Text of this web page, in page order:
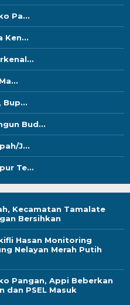
Pa...
Ken...
Bup...
Bud...
J...
Te...
Kecamatan Tamalate
Bersihkan
Hasan Monitoring
Nelayan Merah Putih
Pangan, Appi Beberkan
dan PSEL Masuk